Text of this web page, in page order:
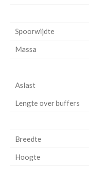
Spoorwijdte
Massa
Aslast
Lengte over buffers
Breedte
Hoogte